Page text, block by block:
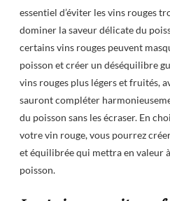
essentiel d’éviter les vins rouges
dominer la saveur délicate du
certains vins rouges peuvent
poisson et créer un déséquilibre
vins rouges plus légers et fruités,
sauront compléter
du poisson sans les écraser. En
votre vin rouge, vous pourrez
et équilibrée qui mettra en valeur
poisson.